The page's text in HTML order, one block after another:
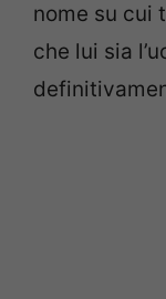
nome su cui
che lui sia